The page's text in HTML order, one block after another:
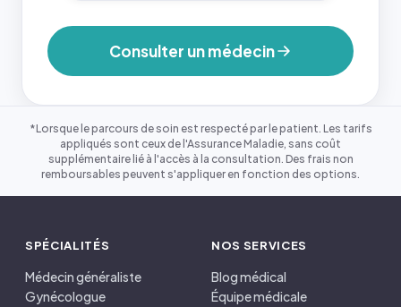
Consulter un médecin
*Lorsque le parcours de soin est respecté par le patient. Les tarifs
appliqués sont ceux de l'Assurance Maladie, sans coût
supplémentaire lié à l'accès à la consultation. Des frais non
remboursables peuvent s'appliquer en fonction des options.
SPÉCIALITÉS
Médecin généraliste
Gynécologue
NOS SERVICES
Blog médical
Équipe médicale